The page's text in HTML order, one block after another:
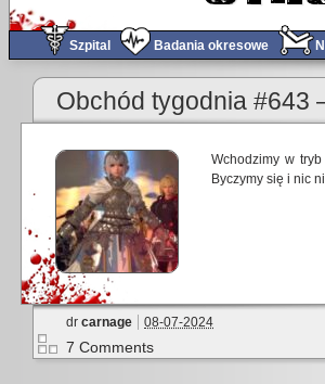
Szpital Badania okresowe
Obchód tygodnia #643
Wchodzimy w
Byczymy się i nic
dr carnage 08-07-2024
7 Comments